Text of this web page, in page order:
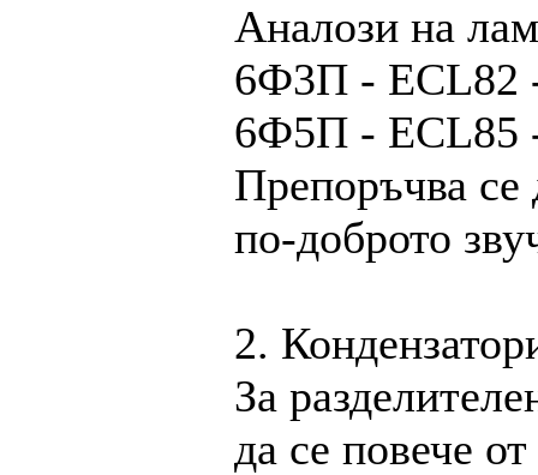
Аналози на
6Ф3П - ECL82
6Ф5П - ECL85
Препоръчва се
по-доброто
2.
За
да се повече